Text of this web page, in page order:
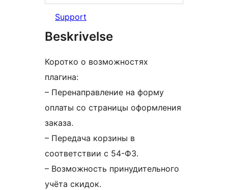
Support
Beskrivelse
Коротко о возможностях
плагина:
– Перенаправление на форму
оплаты со страницы оформления
заказа.
– Передача корзины в
соответствии с 54-ФЗ.
– Возможность принудительного
учёта скидок.